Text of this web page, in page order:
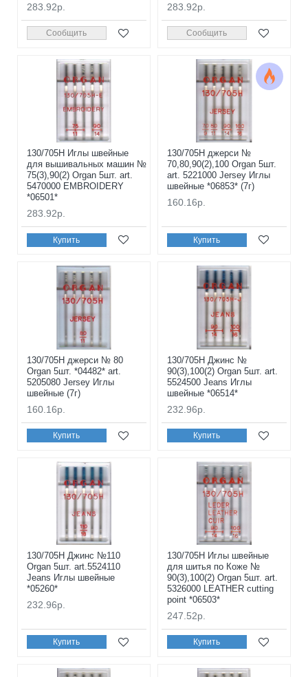
283.92р.
Сообщить
283.92р.
Сообщить
130/705H Иглы швейные
для вышивальных машин №
75(3),90(2) Organ 5шт. art.
5470000 EMBROIDERY
*06501*
283.92р.
Купить
130/705H джерси №
70,80,90(2),100 Organ 5шт.
art. 5221000 Jersey Иглы
швейные *06853* (7г)
160.16р.
Купить
130/705H джерси № 80
Organ 5шт. *04482* art.
5205080 Jersey Иглы
швейные (7г)
160.16р.
Купить
130/705H Джинс №
90(3),100(2) Organ 5шт. art.
5524500 Jeans Иглы
швейные *06514*
232.96р.
Купить
130/705H Джинс №110
Organ 5шт. art.5524110
Jeans Иглы швейные
*05260*
232.96р.
Купить
130/705H Иглы швейные
для шитья по Коже №
90(3),100(2) Organ 5шт. art.
5326000 LEATHER cutting
point *06503*
247.52р.
Купить